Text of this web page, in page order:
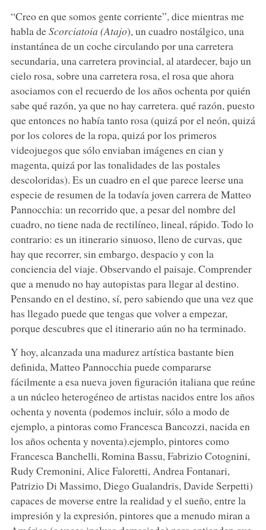
“Creo en que somos gente corriente”, dice mientras me
habla deScorciatoia (Atajo), un cuadro nostálgico, una
instantánea de un coche circulando por una carretera
secundaria, una carretera provincial, al atardecer, bajo un
cielo rosa, sobre una carretera rosa, el rosa que ahora
asociamos con el recuerdo de los años ochenta por quién
sabe qué razón, ya que no hay carretera. qué razón, puesto
que entonces no había tanto rosa (quizá por el neón, quizá
por los colores de la ropa, quizá por los primeros
videojuegos que sólo enviaban imágenes en cian y
magenta, quizá por las tonalidades de las postales
descoloridas). Es un cuadro en el que parece leerse una
especie de resumen de la todavía joven carrera de Matteo
Pannocchia: un recorrido que, a pesar del nombre del
cuadro, no tiene nada de rectilíneo, lineal, rápido. Todo lo
contrario: es un itinerario sinuoso, lleno de curvas, que
hay que recorrer, sin embargo, despacio y con la
conciencia del viaje. Observando el paisaje. Comprender
que a menudo no hay autopistas para llegar al destino.
Pensando en el destino, sí, pero sabiendo que una vez que
has llegado puede que tengas que volver a empezar,
porque descubres que el itinerario aún no ha terminado.
Y hoy, alcanzada una madurez artística bastante bien
definida, Matteo Pannocchia puede compararse
fácilmente a esa nueva joven figuración italiana que reúne
a un núcleo heterogéneo de artistas nacidos entre los años
ochenta y noventa (podemos incluir, sólo a modo de
ejemplo, a pintoras como Francesca Bancozzi, nacida en
los años ochenta y noventa).ejemplo, pintores como
Francesca Banchelli, Romina Bassu, Fabrizio Cotognini,
Rudy Cremonini, Alice Faloretti, Andrea Fontanari,
Patrizio Di Massimo, Diego Gualandris, Davide Serpetti)
capaces de moverse entre la realidad y el sueño, entre la
impresión y la expresión, pintores que a menudo miran a